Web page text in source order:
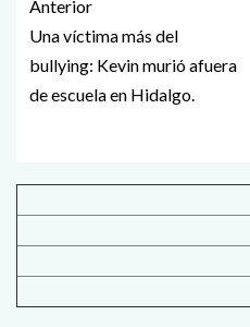
Anterior
Una víctima más del
bullying: Kevin murió afuera
de escuela en Hidalgo.